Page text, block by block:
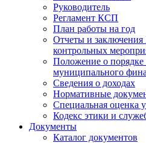
Руководитель
Регламент КСП
План работы на год
Отчеты и
контрольных
Положение о порядке
муниципального
Сведения о доходах
Нормативные
Специальная оценка
Кодекс этики и
Документы
Каталог документов